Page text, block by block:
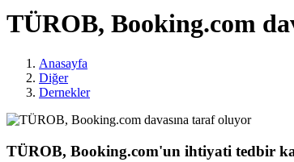
TÜROB, Booking.com
Anasayfa
Diğer
Dernekler
TÜROB, Booking.com'un ihtiyati tedbir